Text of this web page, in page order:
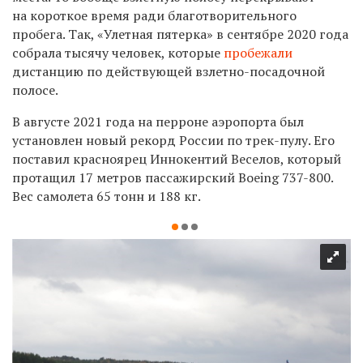
на короткое время ради благотворительного
пробега. Так, «Улетная пятерка» в сентябре 2020 года
собрала тысячу человек, которые пробежали
дистанцию по действующей взлетно-посадочной
полосе.
В августе 2021 года на перроне аэропорта был
установлен новый рекорд России по трек-пулу. Его
поставил красноярец Иннокентий Веселов, который
протащил 17 метров пассажирский Boeing 737-800.
Вес самолета 65 тонн и 188 кг.